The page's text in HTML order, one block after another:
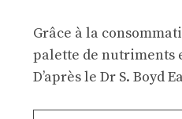
Grâce à la
palette de nutriments
D’après le Dr S.